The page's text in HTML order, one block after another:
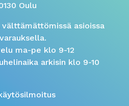
Oulu
asioissa
ma-pe klo 9-12
arkisin klo 9-10